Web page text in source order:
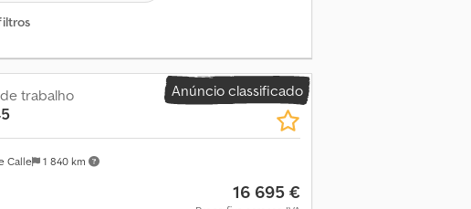
Anúncio classificado
Calle 1 840 km
trabalho
16 695 €